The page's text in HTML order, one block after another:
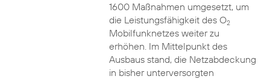
1600 Maßnahmen umgesetzt, um
die Leistungsfähigkeit des O2
Mobilfunknetzes weiter zu
erhöhen. Im Mittelpunkt des
Ausbaus stand, die Netzabdeckung
in bisher unterversorgten